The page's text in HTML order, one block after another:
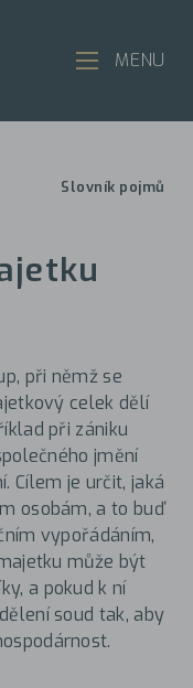
Slovník pojmů
při němž se
celek dělí
při zániku
jmění
Cílem je určit, jaká
osobám, a to buď
vypořádáním,
může být
a pokud k ní
soud tak, aby
MENU